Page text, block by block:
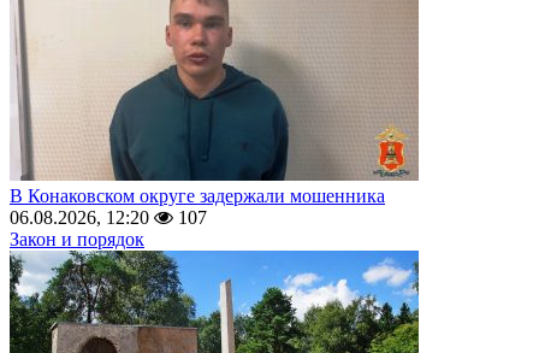
В Конаковском округе задержали мошенника
06.08.2026, 12:20
107
Закон и порядок